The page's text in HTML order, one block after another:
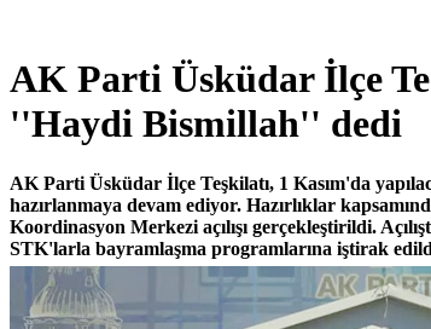
AK Parti Üsküdar İlçe
''Haydi Bismillah'' dedi
AK Parti Üsküdar İlçe Teşkilatı, 1 Kasım'da
hazırlanmaya devam ediyor. Hazırlıklar
Koordinasyon Merkezi açılışı gerçekleştirildi.
STK'larla bayramlaşma programlarına iştirak